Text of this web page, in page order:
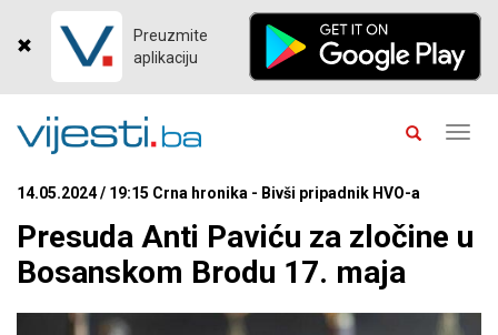
Preuzmite
aplikaciju
14.05.2024 / 19:15 Crna hronika - Bivši pripadnik HVO-a
Presuda Anti Paviću za zločine u
Bosanskom Brodu 17. maja